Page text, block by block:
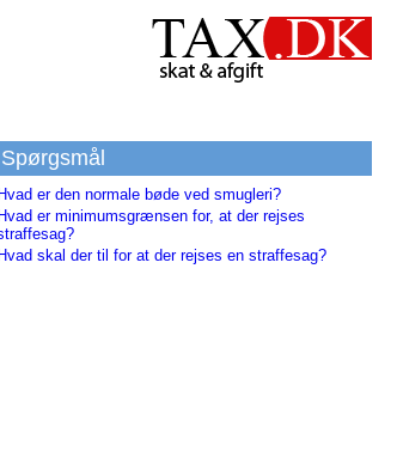
Spørgsmål
Hvad er den normale bøde ved smugleri?
Hvad er minimumsgrænsen for, at der rejses
Hvad skal der til for at der rejses en straffesag?